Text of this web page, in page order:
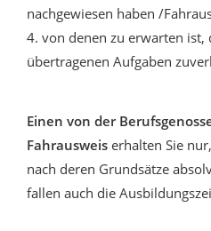
nachgewiesen haben /
4. von denen zu erwarten ist,
übertragenen Aufgaben
Einen von der
Fahrausweis erhalten Sie
nach deren Grundsätze
fallen auch die